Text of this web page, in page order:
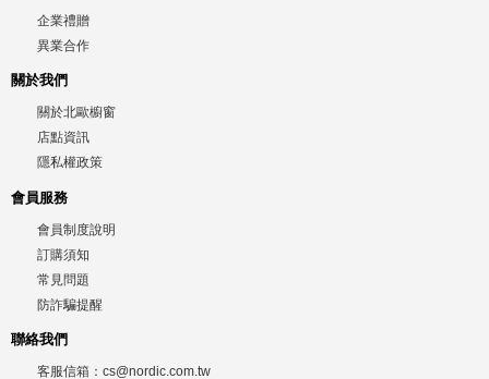
企業禮贈
異業合作
關於我們
關於北歐櫥窗
店點資訊
隱私權政策
會員服務
會員制度說明
訂購須知
常見問題
防詐騙提醒
聯絡我們
客服信箱： cs@nordic.com.tw